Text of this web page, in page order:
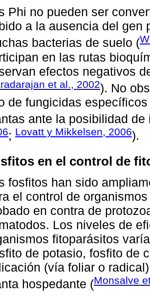
Phi no pueden ser
a la ausencia del gen
bacterias de suelo (
en las rutas
efectos negativos
et al., 2002). No
de fungicidas
ante la posibilidad
; Lovatt y Mikkelsen, 2006).
en el control de
fosfitos han sido
el control de
en contra de
Los niveles de
fitoparásitos
de potasio, fosfito de
(vía foliar o
hospedante (Monsalve